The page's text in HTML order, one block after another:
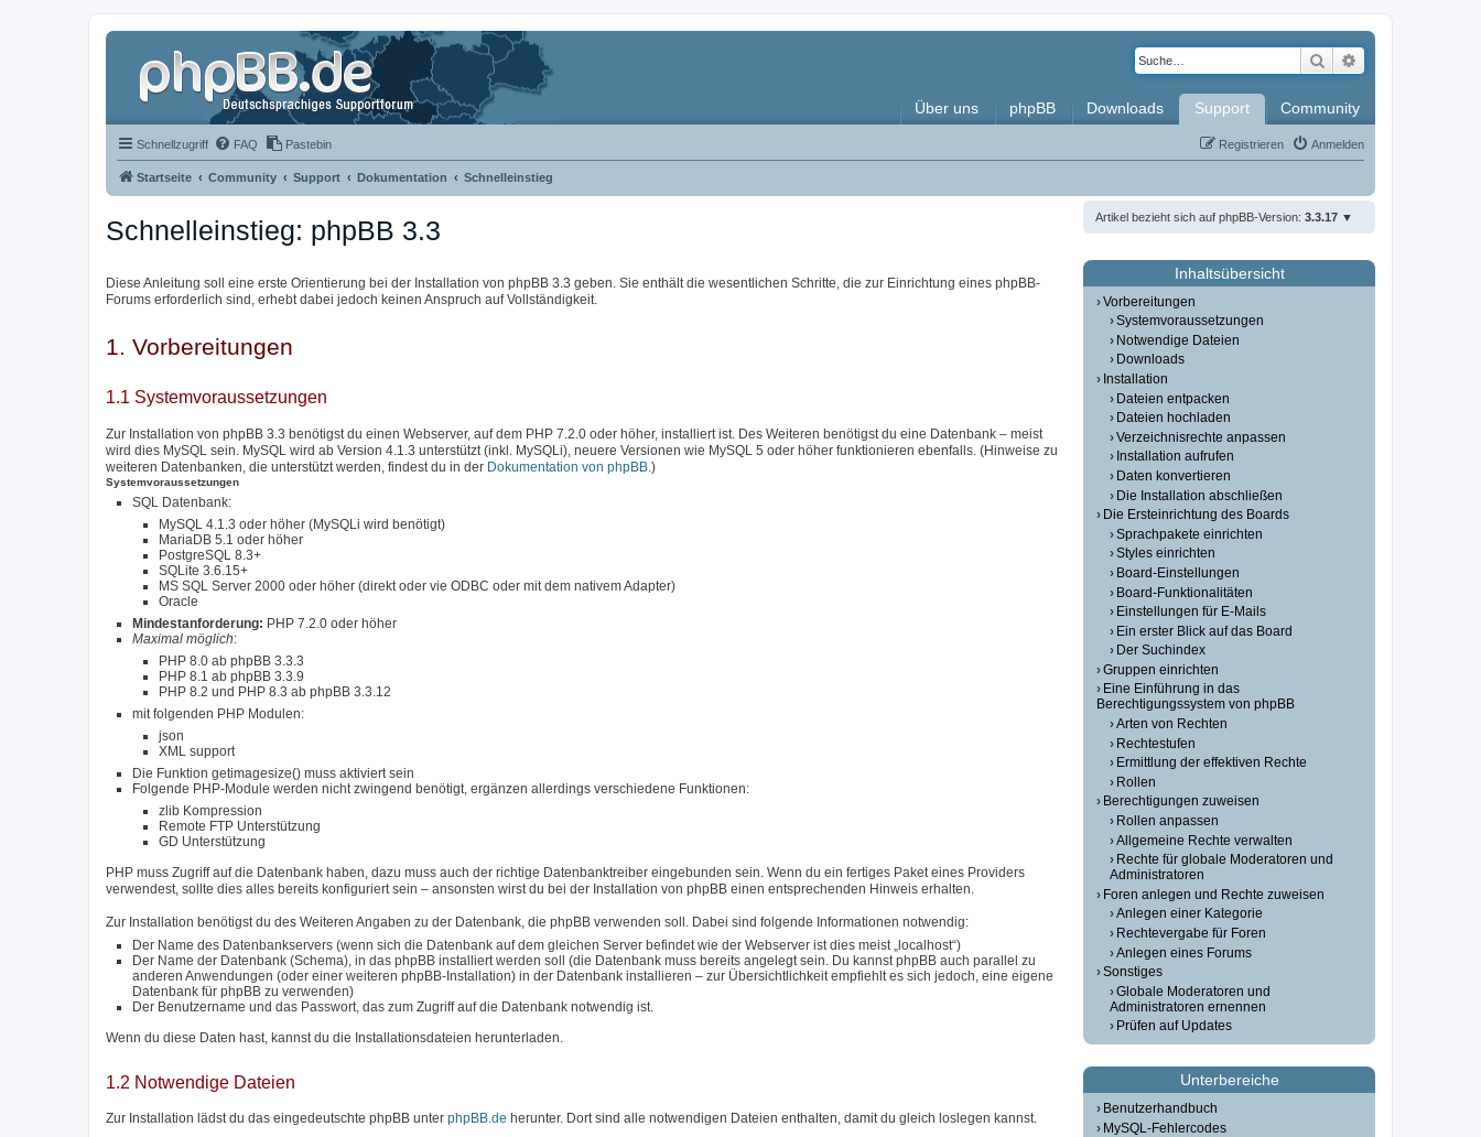
Suche
Über uns phpBB Downloads Support Community
Schnellzugriff FAQ Pastebin Anmelden
Registrieren
Startseite Community Support Dokumentation Schnelleinstieg
Schnelleinstieg: phpBB 3.3 Artikel bezieht sich auf phpBB-Version: 3.3.17
Diese Anleitung soll eine erste Orientierung bei der Installation von phpBB 3.3 geben. Sie enthält die wesentlichen Schritte, die zur Einrichtung eines phpBB-
Forums erforderlich sind, erhebt dabei jedoch keinen Anspruch auf Vollständigkeit.
1. Vorbereitungen
1.1 Systemvoraussetzungen
Zur Installation von phpBB 3.3 benötigst du einen Webserver, auf dem PHP 7.2.0 oder höher, installiert ist. Des Weiteren benötigst du eine Datenbank – meist
wird dies MySQL sein. MySQL wird ab Version 4.1.3 unterstützt (inkl. MySQLi), neuere Versionen wie MySQL 5 oder höher funktionieren ebenfalls. (Hinweise zu
weiteren Datenbanken, die unterstützt werden, findest du in der Dokumentation von phpBB .)
Systemvoraussetzungen
SQL Datenbank:
MySQL 4.1.3 oder höher (MySQLi wird benötigt)
MariaDB 5.1 oder höher
PostgreSQL 8.3+
SQLite 3.6.15+
MS SQL Server 2000 oder höher (direkt oder vie ODBC oder mit dem nativem Adapter)
Oracle
Mindestanforderung: PHP 7.2.0 oder höher
Maximal möglich:
PHP 8.0 ab phpBB 3.3.3
PHP 8.1 ab phpBB 3.3.9
PHP 8.2 und PHP 8.3 ab phpBB 3.3.12
mit folgenden PHP Modulen:
json
XML support
Die Funktion getimagesize() muss aktiviert sein
Folgende PHP-Module werden nicht zwingend benötigt, ergänzen allerdings verschiedene Funktionen:
zlib Kompression
Remote FTP Unterstützung
GD Unterstützung
PHP muss Zugriff auf die Datenbank haben, dazu muss auch der richtige Datenbanktreiber eingebunden sein. Wenn du ein fertiges Paket eines Providers
verwendest, sollte dies alles bereits konfiguriert sein – ansonsten wirst du bei der Installation von phpBB einen entsprechenden Hinweis erhalten.
Zur Installation benötigst du des Weiteren Angaben zu der Datenbank, die phpBB verwenden soll. Dabei sind folgende Informationen notwendig:
Der Name des Datenbankservers (wenn sich die Datenbank auf dem gleichen Server befindet wie der Webserver ist dies meist „localhost“)
Der Name der Datenbank (Schema), in das phpBB installiert werden soll (die Datenbank muss bereits angelegt sein. Du kannst phpBB auch parallel zu
anderen Anwendungen (oder einer weiteren phpBB-Installation) in der Datenbank installieren – zur Übersichtlichkeit empfiehlt es sich jedoch, eine eigene
Datenbank für phpBB zu verwenden)
Der Benutzername und das Passwort, das zum Zugriff auf die Datenbank notwendig ist.
Wenn du diese Daten hast, kannst du die Installationsdateien herunterladen.
1.2 Notwendige Dateien
Zur Installation lädst du das eingedeutschte phpBB unter phpBB.de herunter. Dort sind alle notwendigen Dateien enthalten, damit du gleich loslegen kannst.
Inhaltsübersicht
Vorbereitungen
Systemvoraussetzungen
Notwendige Dateien
Downloads
Installation
Dateien entpacken
Dateien hochladen
Verzeichnisrechte anpassen
Installation aufrufen
Daten konvertieren
Die Installation abschließen
Die Ersteinrichtung des Boards
Sprachpakete einrichten
Styles einrichten
Board-Einstellungen
Board-Funktionalitäten
Einstellungen für E-Mails
Ein erster Blick auf das Board
Der Suchindex
Gruppen einrichten
Eine Einführung in das
Berechtigungssystem von phpBB
Arten von Rechten
Rechtestufen
Ermittlung der effektiven Rechte
Rollen
Berechtigungen zuweisen
Rollen anpassen
Allgemeine Rechte verwalten
Rechte für globale Moderatoren und
Administratoren
Foren anlegen und Rechte zuweisen
Anlegen einer Kategorie
Rechtevergabe für Foren
Anlegen eines Forums
Sonstiges
Globale Moderatoren und
Administratoren ernennen
Prüfen auf Updates
Unterbereiche
Benutzerhandbuch
MySQL-Fehlercodes